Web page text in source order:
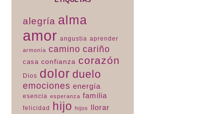
alegría alma
amor angustia aprender
armonía camino cariño
casa confianza corazón
Dios dolor duelo
emociones energía
esencia esperanza familia
felicidad hijo hijos llorar